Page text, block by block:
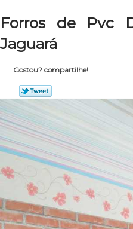
Forros de Pvc
Jaguará
Gostou? compartilhe!